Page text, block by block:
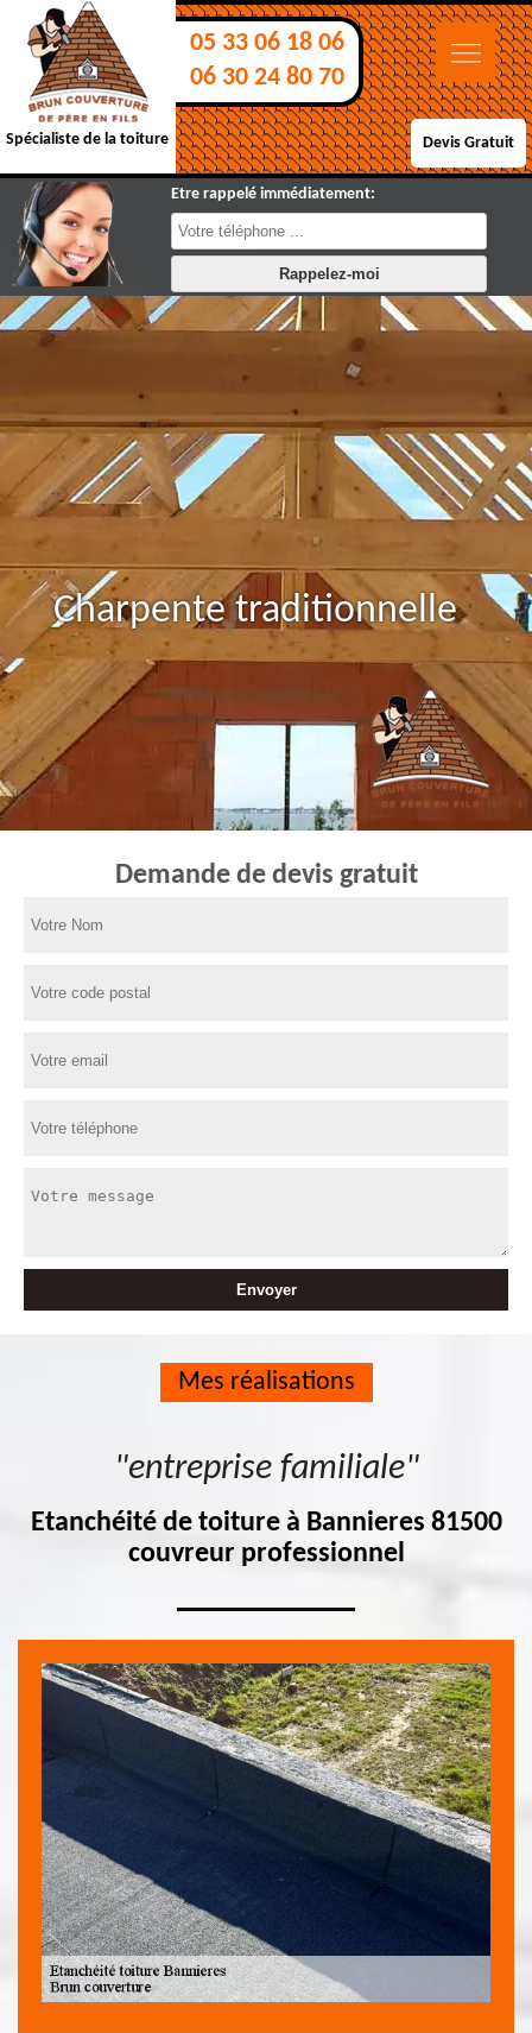
Spécialiste de la toiture
05 33 06 18 06
06 30 24 80 70
Devis Gratuit
Etre rappelé immédiatement:
Charpente traditionnelle
Demande de devis gratuit
Mes réalisations
"entreprise familiale"
Etanchéité de toiture à Bannieres 81500
couvreur professionnel